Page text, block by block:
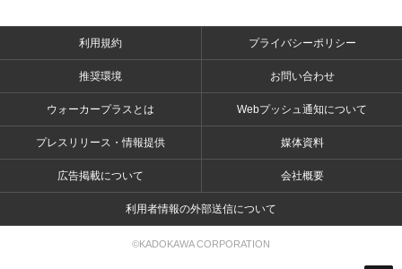
利用規約 プライバシーポリシー
推奨環境 お問い合わせ
ウォーカープラスとは Webプッシュ通知について
プレスリリース・情報提供 媒体資料
広告掲載について 会社概要
利用者情報の外部送信について
©KADOKAWA CORPORATION